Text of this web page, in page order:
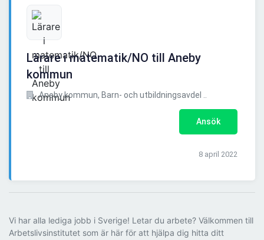
Lärare i matematik/NO till Aneby
kommun
Aneby kommun, Barn- och utbildningsavdel ..
Ansök
8 april 2022
Vi har alla lediga jobb i Sverige! Letar du arbete? Välkommen till
Arbetslivsinstitutet som är här för att hjälpa dig hitta ditt